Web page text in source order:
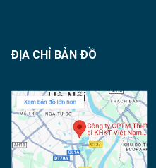
ĐỊA CHỈ BẢN ĐỒ